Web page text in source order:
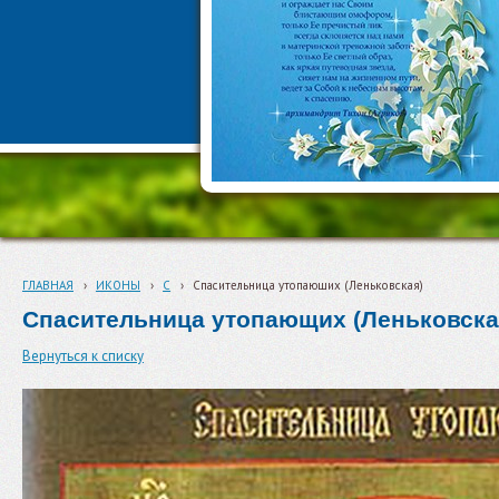
ГЛАВНАЯ › ИКОНЫ › С › Спасительница утопающих (Леньковская)
Спасительница утопающих
Вернуться к списку